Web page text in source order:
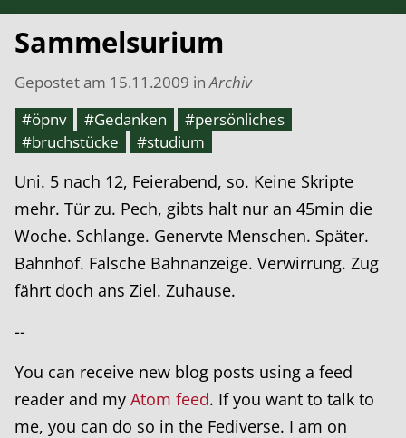
Sammelsurium
Gepostet am 15.11.2009 inArchiv
#öpnv
#Gedanken
#persönliches
#bruchstücke
#studium
Uni. 5 nach 12, Feierabend, so. Keine Skripte
mehr. Tür zu. Pech, gibts halt nur an 45min die
Woche. Schlange. Genervte Menschen. Später.
Bahnhof. Falsche Bahnanzeige. Verwirrung. Zug
fährt doch ans Ziel. Zuhause.
--
You can receive new blog posts using a feed
reader and my Atom feed. If you want to talk to
me, you can do so in the Fediverse. I am on